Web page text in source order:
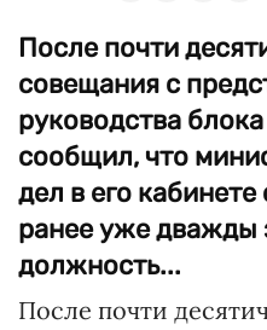
После почти
совещания с
руководства
сообщил, что
дел в его
ранее уже дважды
должность...
После почти